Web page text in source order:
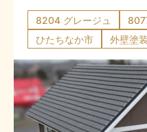
8204 グレージュ
ひたちなか市
外壁塗装